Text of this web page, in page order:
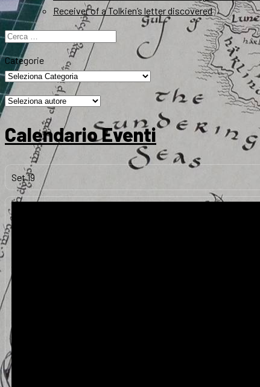
Receiver of a Tolkien’s letter discovered
Ricerca
per:
Categorie
Calendario Eventi
Set19